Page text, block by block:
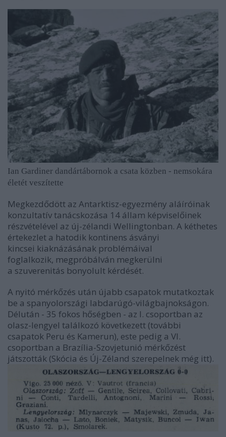
Ian Gardiner dandártábornok a csata közben - nemsokára
életét veszítette
Megkezdődött az Antarktisz-egyezmény aláíróinak
konzultatív tanácskozása 14 állam képviselőinek
részvételével az új-zélandi Wellingtonban. A kéthetes
értekezlet a hatodik kontinens ásványi
kincsei kiaknázásának problémáival
foglalkozik, megpróbálván megkerülni
a szuverenitás bonyolult kérdését.
A nyitó mérkőzés után újabb csapatok mutatkoztak
be a spanyolországi labdarúgó-világbajnokságon.
Délután - 35 fokos hőségben - az I. csoportban az
olasz-lengyel találkozó következett (további
csapatok Peru és Kamerun), este pedig a VI.
csoportban a Brazília-Szovjetunió mérkőzést
játszották (Skócia és Új-Zéland szerepelnek még itt).